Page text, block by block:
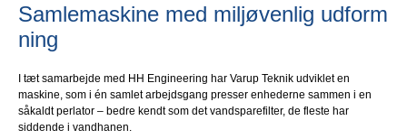
Samlemaskine med miljøvenlig udform
ning
I tæt samarbejde med HH Engineering har Varup Teknik udviklet en
maskine, som i én samlet arbejdsgang presser enhederne sammen i en
såkaldt perlator – bedre kendt som det vandsparefilter, de fleste har
siddende i vandhanen.